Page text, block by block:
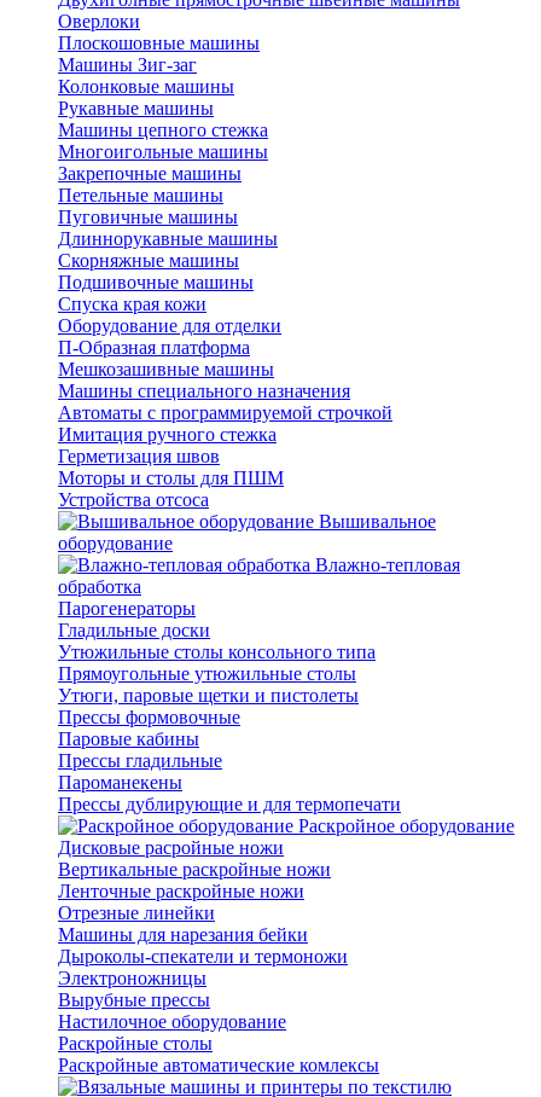
Оверлоки
Плоскошовные машины
Машины Зиг-заг
Колонковые машины
Рукавные машины
Машины цепного стежка
Многоигольные машины
Закрепочные машины
Петельные машины
Пуговичные машины
Длиннорукавные машины
Скорняжные машины
Подшивочные машины
Спуска края кожи
Оборудование для отделки
П-Образная платформа
Мешкозашивные машины
Машины специального назначения
Автоматы с программируемой строчкой
Имитация ручного стежка
Герметизация швов
Моторы и столы для ПШМ
Устройства отсоса
Вышивальное
оборудование
Влажно-тепловая
обработка
Парогенераторы
Гладильные доски
Утюжильные столы консольного типа
Прямоугольные утюжильные столы
Утюги, паровые щетки и пистолеты
Прессы формовочные
Паровые кабины
Прессы гладильные
Пароманекены
Прессы дублирующие и для термопечати
Раскройное оборудование
Дисковые расройные ножи
Вертикальные раскройные ножи
Ленточные раскройные ножи
Отрезные линейки
Машины для нарезания бейки
Дыроколы-спекатели и термоножи
Электроножницы
Вырубные прессы
Настилочное оборудование
Раскройные столы
Раскройные автоматические комлексы